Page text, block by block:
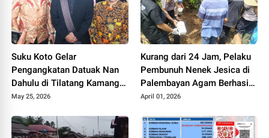
Suku Koto Gelar
Pengangkatan Datuak Nan
Dahulu di Tilatang Kamang
Agam
May 25, 2026
Kurang dari 24 Jam, Pelaku
Pembunuh Nenek Jesica di
Palembayan Agam Berhasil
Diringkus Polisi
April 01, 2026